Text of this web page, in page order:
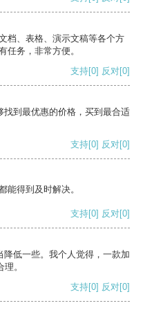
档、表格、演示文稿等各个方
任务，非常方便。
支持[0] 反对[0]
到最优惠的价格，买到最合适
支持[0] 反对[0]
能得到及时解决。
支持[0] 反对[0]
低一些。我个人觉得，一款加
。
支持[0] 反对[0]